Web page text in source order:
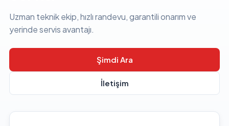
Uzman teknik ekip, hızlı randevu, garantili onarım ve
yerinde servis avantajı.
Şimdi Ara
İletişim